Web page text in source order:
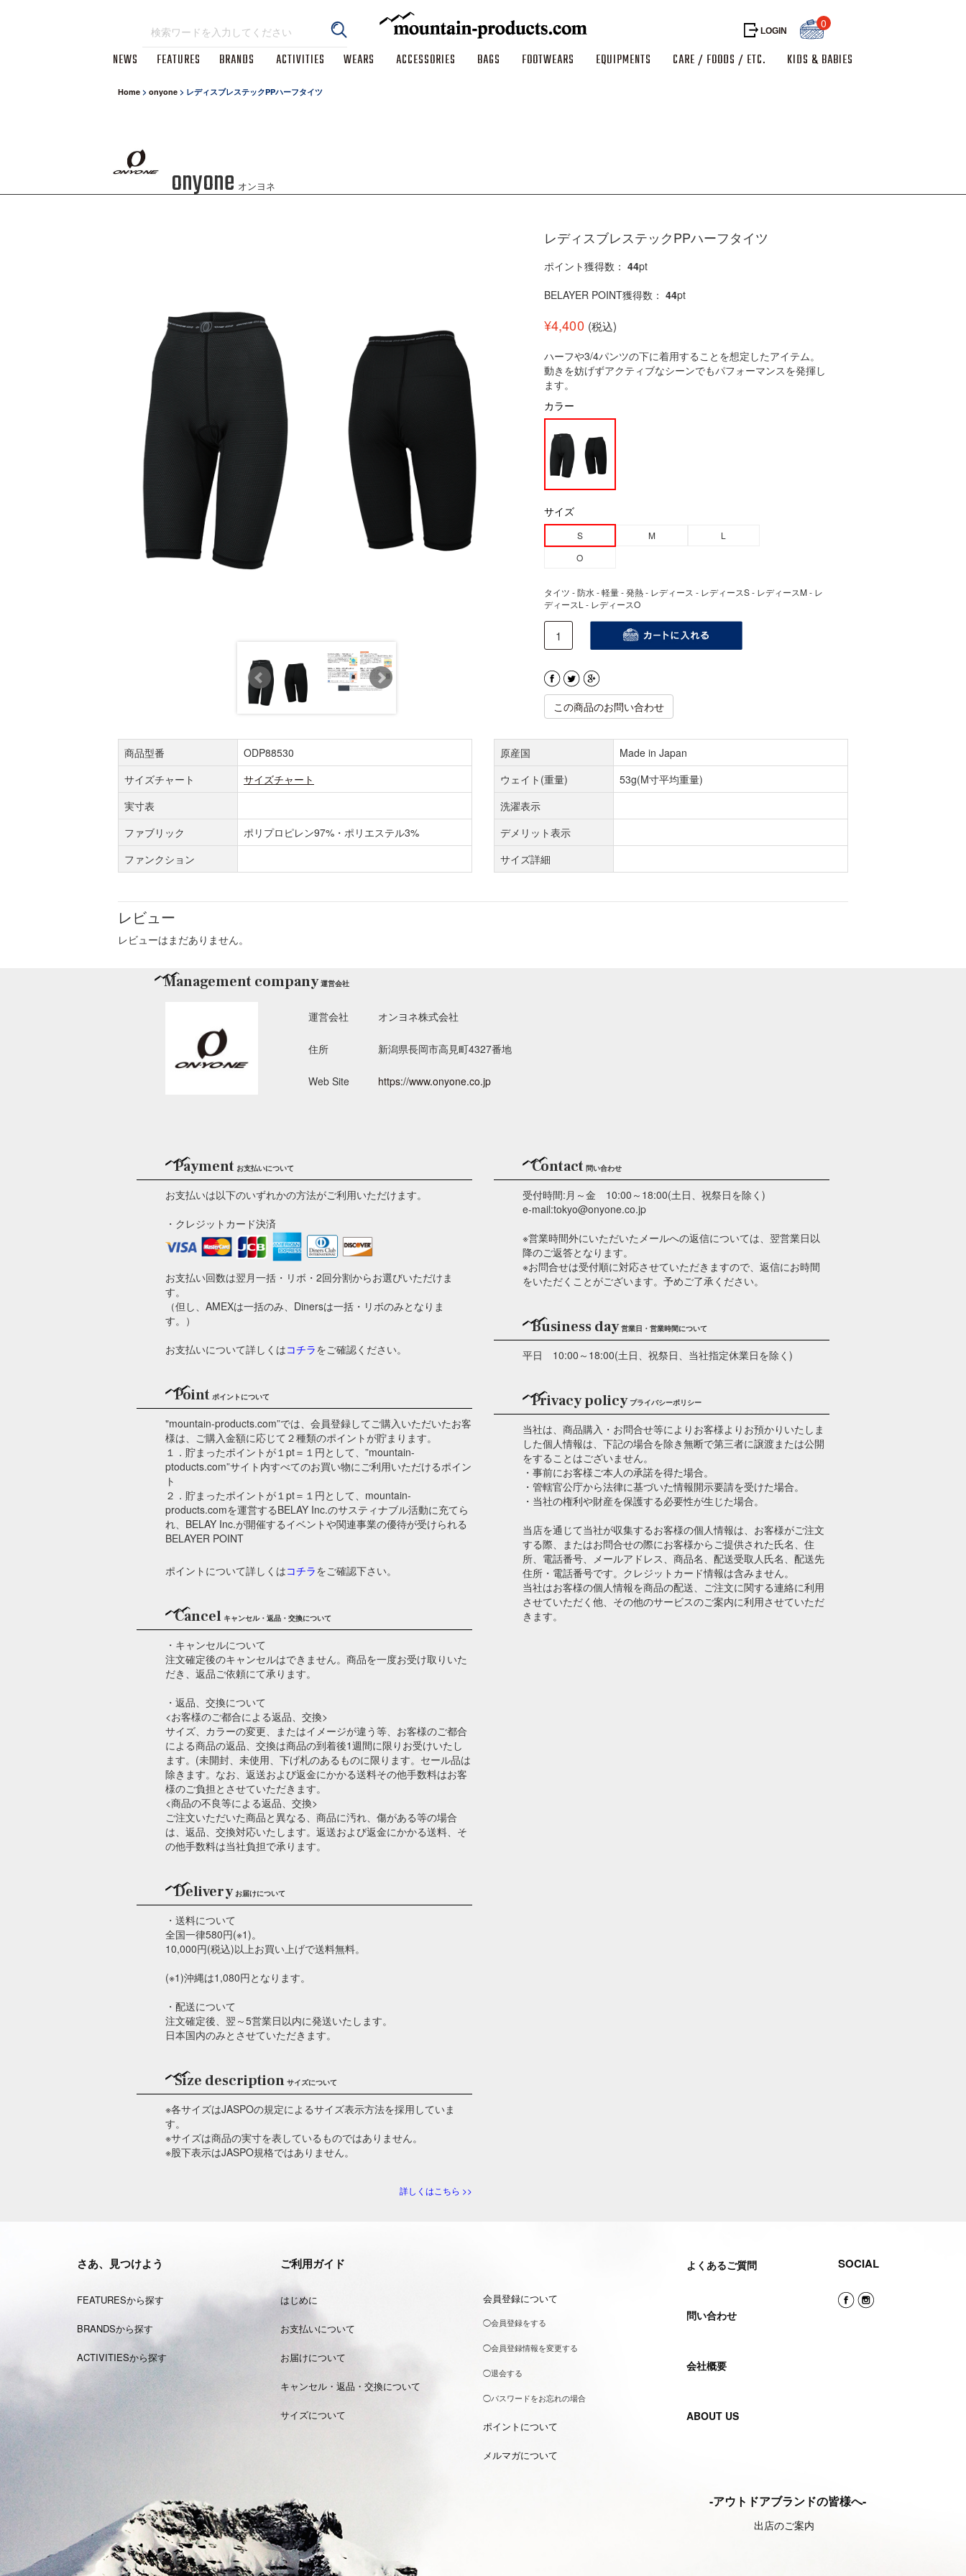
LOGIN
0
NEWS FEATURES BRANDS ACTIVITIES WEARS ACCESSORIES BAGS FOOTWEARS EQUIPMENTS CARE / FOODS / ETC. KIDS & BABIES
Home > onyone > レディスブレステックPPハーフタイツ
onyone オンヨネ
レディスブレステックPPハーフタイツ
ポイント獲得数： 44pt
BELAYER POINT獲得数： 44pt
¥4,400 (税込)
ハーフや3/4パンツの下に着用することを想定したアイテム。
動きを妨げずアクティブなシーンでもパフォーマンスを発揮し
ます。
カラー
サイズ
S M
L
O
タイツ - 防水 - 軽量 - 発熱 - レディース - レディースS - レディースM - レ
ディースL - レディースO
この商品のお問い合わせ
商品型番
ODP88530
サイズチャート
サイズチャート
実寸表
ファブリック
ポリプロピレン97%・ポリエステル3%
ファンクション
原産国
Made in Japan
ウェイト(重量)
53g(M寸平均重量)
洗濯表示
デメリット表示
サイズ詳細
レビュー
レビューはまだありません。
Management company運営会社
運営会社 オンヨネ株式会社
住所 新潟県長岡市高見町4327番地
Web Site https://www.onyone.co.jp
Paymentお支払いについて
お支払いは以下のいずれかの方法がご利用いただけます。
・クレジットカード決済
お支払い回数は翌月一括・リボ・2回分割からお選びいただけま
す。
（但し、AMEXは一括のみ、Dinersは一括・リボのみとなりま
す。）
お支払いについて詳しくはコチラをご確認ください。
Pointポイントについて
"mountain-products.com”では、会員登録してご購入いただいたお客
様は、ご購入金額に応じて２種類のポイントが貯まります。
１．貯まったポイントが１pt＝１円として、”mountain-
ptoducts.com”サイト内すべてのお買い物にご利用いただけるポイン
ト
２．貯まったポイントが１pt＝１円として、mountain-
products.comを運営するBELAY Inc.のサスティナブル活動に充てら
れ、BELAY Inc.が開催するイベントや関連事業の優待が受けられる
BELAYER POINT
ポイントについて詳しくはコチラをご確認下さい。
Cancel キャンセル・返品・交換について
・キャンセルについて
注文確定後のキャンセルはできません。商品を一度お受け取りいた
だき、返品ご依頼にて承ります。
・返品、交換について
<お客様のご都合による返品、交換>
サイズ、カラーの変更、またはイメージが違う等、お客様のご都合
による商品の返品、交換は商品の到着後1週間に限りお受けいたし
ます。(未開封、未使用、下げ札のあるものに限ります。セール品は
除きます。なお、返送および返金にかかる送料その他手数料はお客
様のご負担とさせていただきます。
<商品の不良等による返品、交換>
ご注文いただいた商品と異なる、商品に汚れ、傷がある等の場合
は、返品、交換対応いたします。返送および返金にかかる送料、そ
の他手数料は当社負担で承ります。
Deliveryお届けについて
・送料について
全国一律580円(※1)。
10,000円(税込)以上お買い上げで送料無料。
(※1)沖縄は1,080円となります。
・配送について
注文確定後、翌～5営業日以内に発送いたします。
日本国内のみとさせていただきます。
Size descriptionサイズについて
※各サイズはJASPOの規定によるサイズ表示方法を採用していま
す。
※サイズは商品の実寸を表しているものではありません。
※股下表示はJASPO規格ではありません。
詳しくはこちら >>
Contact 問い合わせ
受付時間:月～金 10:00～18:00(土日、祝祭日を除く)
e-mail:tokyo@onyone.co.jp
※営業時間外にいただいたメールへの返信については、翌営業日以
降のご返答となります。
※お問合せは受付順に対応させていただきますので、返信にお時間
をいただくことがございます。予めご了承ください。
Business day 営業日・営業時間について
平日 10:00～18:00(土日、祝祭日、当社指定休業日を除く)
Privacy policy プライバシーポリシー
当社は、商品購入・お問合せ等によりお客様よりお預かりいたしま
した個人情報は、下記の場合を除き無断で第三者に譲渡または公開
をすることはございません。
・事前にお客様ご本人の承諾を得た場合。
・管轄官公庁から法律に基づいた情報開示要請を受けた場合。
・当社の権利や財産を保護する必要性が生じた場合。
当店を通じて当社が収集するお客様の個人情報は、お客様がご注文
する際、またはお問合せの際にお客様からご提供された氏名、住
所、電話番号、メールアドレス、商品名、配送受取人氏名、配送先
住所・電話番号です。クレジットカード情報は含みません。
当社はお客様の個人情報を商品の配送、ご注文に関する連絡に利用
させていただく他、その他のサービスのご案内に利用させていただ
きます。
さあ、見つけよう
FEATURESから探す
BRANDSから探す
ACTIVITIESから探す
ご利用ガイド
はじめに
お支払いについて
お届けについて
キャンセル・返品・交換について
サイズについて
会員登録について
◯会員登録をする
◯会員登録情報を変更する
◯退会する
◯パスワードをお忘れの場合
ポイントについて
メルマガについて
よくあるご質問
問い合わせ
会社概要
ABOUT US
SOCIAL
-アウトドアブランドの皆様へ-
出店のご案内